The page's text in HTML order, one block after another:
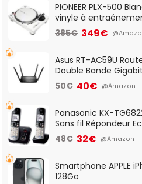
QWERTY UK - Noir
PIONEER PLX-500
vinyle à
vitesses (33-45-78
pre-ampli intégré et
385€ 349€
Asus RT-AC59U
Double Bande
Client VPN, Triple
d'accès et Bridge,
50€ 40€ @Amazon
Panasonic KX-
Sans fil Répondeur
Française]
48€ 32€ @Amazon
Smartphone APPLE
128Go